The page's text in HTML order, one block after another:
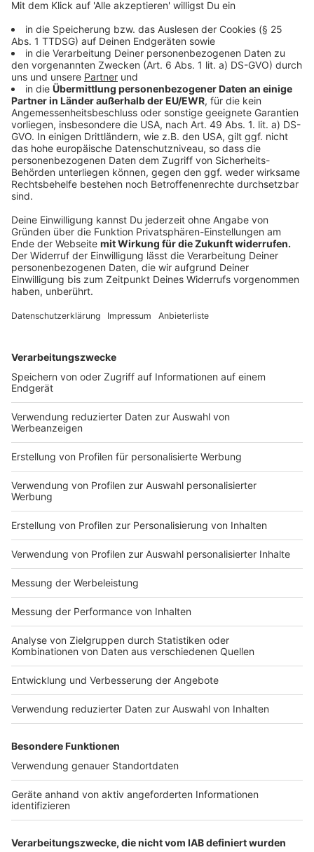
Anzeige
06:43 Uhr - Osnabrück: Strafe gegen VfL wegen
Pyrotechnik-Zwischenfall
Das Sportgericht des Deutschen Fußball-Bundes hat
dem Zweitligisten VfL Osnabrück eine 42.000 Euro-
Geldstrafe auferlegt. Beim Auswärtsspiel des VfL in
Bochum im November hatte im Gästeblock das ganze
Spiel über immer wieder Pyrotechnik gebrannt. Der
DFB gibt dem VfL Osnabrück 25 Prozent Strafrabatt.
Wegen der Coronakrise hätten die Clubs auch so
schon Einbußen durch fehlende Zuschauer-Einnahmen.
Anzeige
06:42 Uhr - Region: Überbrückungshilfe für
Studierende verlängert
verlängert die Corona-Überbrückungshilfe für
Studierende. Den Zuschuss gibt es bei finanziellen
Engpässen - zum Beispiel, wenn Studenten wegen
Eltern sie wegen Corona nicht mehr wie bisher
unterstützen. Das gilt jetzt auch für September.
Online-Anträge nehmen die Studierendenwerke
entgegen. Seit Juni gibt es außerdem den KfW-
Studienkredit von bis zu 650 Ruro im Monat auch für
Studierende, denen er bisher nicht zustand.
Anzeige
06:39 Uhr - Region: Anwalt bestreitet
Missbrauchsvorwürfe gegen katholischen Pfarrer
Im Fall der Missbrauchsvorwürfe gegen einen
ehemaligen Pfarrer aus Steinfurt bestreitet der
Beschuldigte die Vorwürfe. Sein Anwalt sagte auf
RADIO RST-Anfrage: "Die Staatsanwaltschaft wird
wirft seinem ehemaligen Chef Missbrauch vor. Ein
Gespräch: "Es ist Sache der Staatsanwaltschaft, zu
ermitteln und zu bewerten." Die Staatsanwaltschaft
Münster prüft eine Strafananzeige des indischen
Priesters. Vergange Woche hatte sich ein weiterer
mutmaßlicher Betroffener bei der katholischen Kirche